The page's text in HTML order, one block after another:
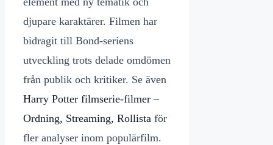
djupare karaktärer. Filmen har
bidragit till Bond-seriens
utveckling trots delade omdömen
från publik och kritiker. Se även
Harry Potter filmserie-filmer –
Ordning, Streaming, Rollista för
fler analyser inom populärfilm.